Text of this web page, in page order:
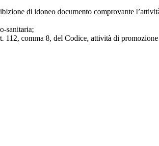
di idoneo documento comprovante
sanitaria;
112, comma 8, del Codice, attività di